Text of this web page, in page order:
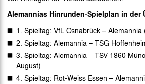
Alemannias Hinrunden-Spielplan in der
1. Spieltag: VfL Osnabrück – Alemannia
2. Spieltag: Alemannia – TSG
3. Spieltag: Alemannia – TSV 1860
August)
4. Spieltag: Rot-Weiss Essen –